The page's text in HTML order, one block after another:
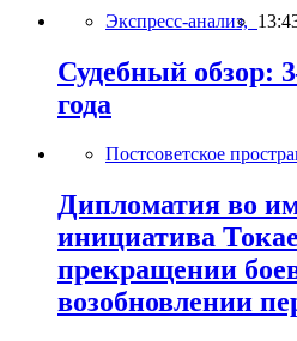
Экспресс-анализ,
Судебный обзор:
года
Постсоветское
Дипломатия во
инициатива
прекращении
возобновлении